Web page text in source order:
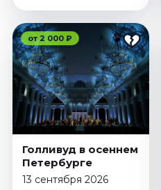
Сентябрь 2026
Декабрь 2026
События
Август 2026
Сентябрь 2026
Октябрь 2026
Ноябрь 2026
Декабрь 2026
от 2 000 ₽
Голливуд в осеннем
Петербурге
13 сентября 2026